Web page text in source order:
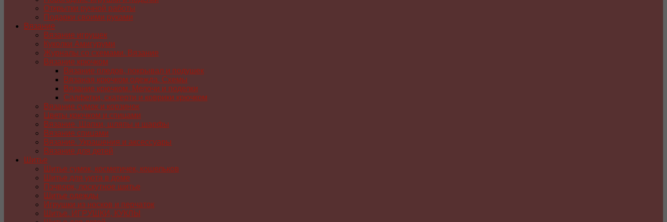
Открытки ручной работы
Подарки своими руками
Вязание
Вязание игрушек
Куколки Амигуруми
Журналы со схемами. Вязание
Вязание крючком
Вязание пледов, покрывал и подушек
Вязаная крючком одежда. Схемы
Вязание крючком. Мелочи и поделки
Салфетки, скатерти и коврики крючком
Вязание сумок и корзинок
Цветы крючком и спицами
Вязание. Шапки, шляпы и шарфы
Вязание спицами
Вязание. Украшения и аксессуары
Вязание для детей
Шитье
Шитье сумок, косметичек, кошельков
Шитье для уюта в доме
Пэчворк, лоскутное шитье
Шитье одежды
Игрушки из носков и перчаток
Шитье. ИГРУШКИ, КУКЛЫ